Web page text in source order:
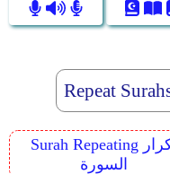
Surah Repeating تكرار
السورة